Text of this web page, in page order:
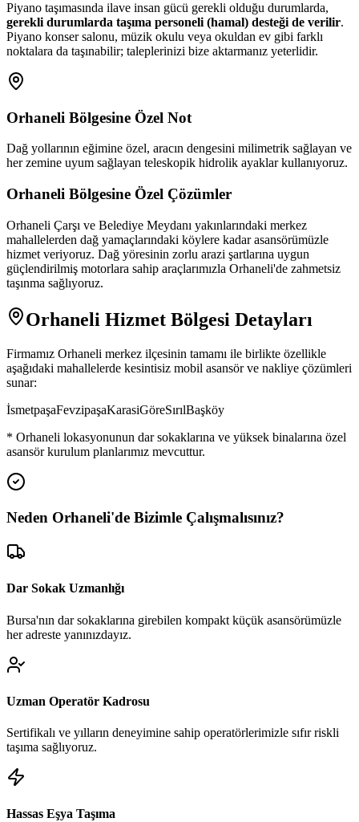
Piyano taşımasında ilave insan gücü gerekli olduğu durumlarda,
gerekli durumlarda taşıma personeli (hamal) desteği de verilir.
Piyano konser salonu, müzik okulu veya okuldan ev gibi farklı
noktalara da taşınabilir; taleplerinizi bize aktarmanız yeterlidir.
Orhaneli Bölgesine Özel Not
Dağ yollarının eğimine özel, aracın dengesini milimetrik sağlayan ve
her zemine uyum sağlayan teleskopik hidrolik ayaklar kullanıyoruz.
Orhaneli Bölgesine Özel Çözümler
Orhaneli Çarşı ve Belediye Meydanı yakınlarındaki merkez
mahallelerden dağ yamaçlarındaki köylere kadar asansörümüzle
hizmet veriyoruz. Dağ yöresinin zorlu arazi şartlarına uygun
güçlendirilmiş motorlara sahip araçlarımızla Orhaneli'de zahmetsiz
taşınma sağlıyoruz.
Orhaneli Hizmet Bölgesi Detayları
Firmamız Orhaneli merkez ilçesinin tamamı ile birlikte özellikle
aşağıdaki mahallelerde kesintisiz mobil asansör ve nakliye çözümleri
sunar:
İsmetpaşaFevzipaşaKarasiGöreSırılBaşköy
* Orhaneli lokasyonunun dar sokaklarına ve yüksek binalarına özel
asansör kurulum planlarımız mevcuttur.
Neden Orhaneli'de Bizimle Çalışmalısınız?
Dar Sokak Uzmanlığı
Bursa'nın dar sokaklarına girebilen kompakt küçük asansörümüzle
her adreste yanınızdayız.
Uzman Operatör Kadrosu
Sertifikalı ve yılların deneyimine sahip operatörlerimizle sıfır riskli
taşıma sağlıyoruz.
Hassas Eşya Taşıma